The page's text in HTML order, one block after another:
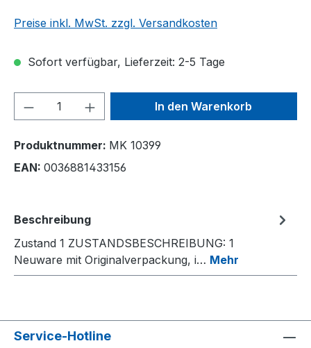
Preise inkl. MwSt. zzgl. Versandkosten
Sofort verfügbar, Lieferzeit: 2-5 Tage
Produkt Anzahl: Gib denIn den Warenkorb
Produktnummer: MK 10399
EAN: 0036881433156
Beschreibung
Zustand 1 ZUSTANDSBESCHREIBUNG: 1
Neuware mit Originalverpackung, i… Mehr
Service-Hotline